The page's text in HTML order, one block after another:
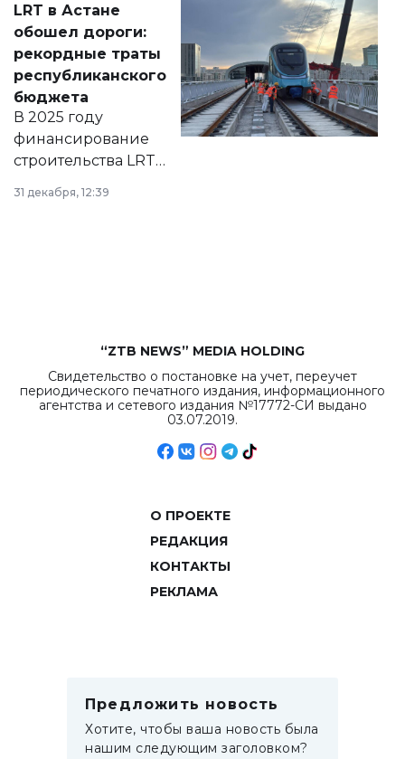
документ
появился в базе
нормативных
правовых актов и
на сайте маслихат
города.
LRT в Астане
обошел дороги:
рекордные траты
республиканского
бюджета
В 2025 году
финансирование
строительства LRT
в Астане из
республиканского
31 декабря, 12:39
“ZTB NEWS” MEDIA HOLDING
Свидетельство о постановке на учет, переучет
периодического печатного издания, информационного
агентства и сетевого издания №17772-СИ выдано
03.07.2019.
О ПРОЕКТЕ
РЕДАКЦИЯ
КОНТАКТЫ
РЕКЛАМА
Предложить новость
Хотите, чтобы ваша новость была
нашим следующим заголовком?